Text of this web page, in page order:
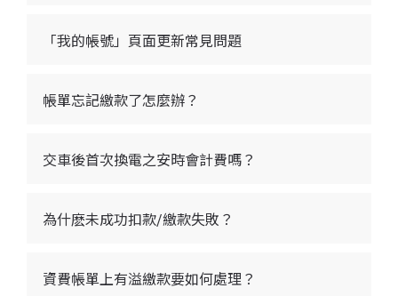
「我的帳號」頁面更新常見問題
帳單忘記繳款了怎麼辦？
交車後首次換電之安時會計費嗎？
為什麽未成功扣款/繳款失敗？
資費帳單上有溢繳款要如何處理？